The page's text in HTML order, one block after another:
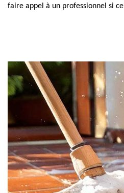
faire appel à un professionnel si